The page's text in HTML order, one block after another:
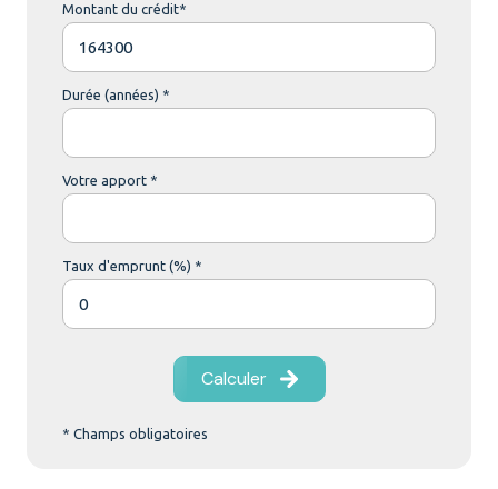
Montant du crédit*
Durée (années) *
Votre apport *
Taux d'emprunt (%) *
Calculer
* Champs obligatoires